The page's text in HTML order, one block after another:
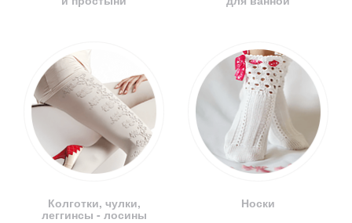
Колготки, чулки,
леггинсы - лосины
Носки